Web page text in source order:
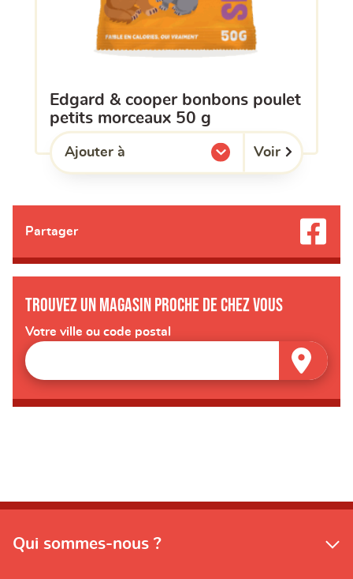
edgard & cooper bonbons poulet
petits morceaux 50 g
Ajouter à
l'une de mes listes. Voir
Partager
Trouvez un magasin proche de chez vous
Votre ville ou code postal
Qui sommes-nous ?